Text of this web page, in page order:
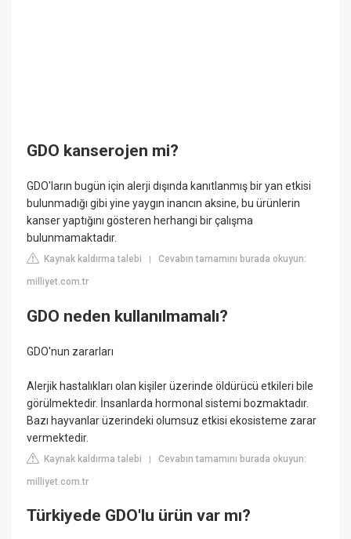
GDO kanserojen mi?
GDO'ların bugün için alerji dışında kanıtlanmış bir yan etkisi
bulunmadığı gibi yine yaygın inancın aksine, bu ürünlerin
kanser yaptığını gösteren herhangi bir çalışma
bulunmamaktadır.
Kaynak kaldırma talebi |Cevabın tamamını burada okuyun:
milliyet.com.tr
GDO neden kullanılmamalı?
GDO'nun zararları
Alerjik hastalıkları olan kişiler üzerinde öldürücü etkileri bile
görülmektedir. İnsanlarda hormonal sistemi bozmaktadır.
Bazı hayvanlar üzerindeki olumsuz etkisi ekosisteme zarar
vermektedir.
Kaynak kaldırma talebi |Cevabın tamamını burada okuyun:
milliyet.com.tr
Türkiyede GDO'lu ürün var mı?